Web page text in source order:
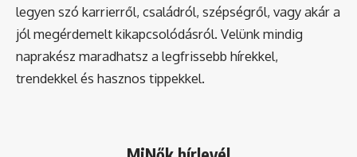
legyen szó karrierről, családról, szépségről, vagy akár a
jól megérdemelt kikapcsolódásról. Velünk mindig
naprakész maradhatsz a legfrissebb hírekkel,
trendekkel és hasznos tippekkel.